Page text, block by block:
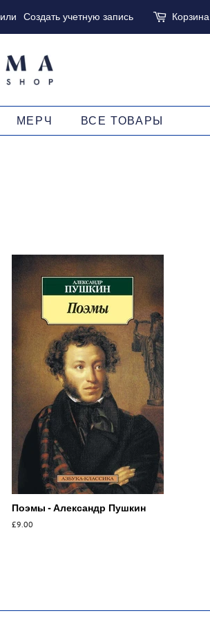
или Создать учетную запись Корзина
МЕРЧ ВСЕ ТОВАРЫ
Поэмы - Александр Пушкин
Обычная
£9.00